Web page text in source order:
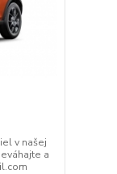
v našej
a